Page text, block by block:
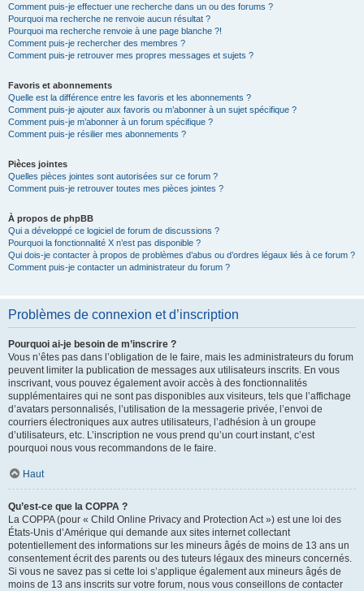
Comment puis-je effectuer une recherche dans un ou des forums ?
Pourquoi ma recherche ne renvoie aucun résultat ?
Pourquoi ma recherche renvoie à une page blanche ?!
Comment puis-je rechercher des membres ?
Comment puis-je retrouver mes propres messages et sujets ?
Favoris et abonnements
Quelle est la différence entre les favoris et les abonnements ?
Comment puis-je ajouter aux favoris ou m’abonner à un sujet spécifique ?
Comment puis-je m’abonner à un forum spécifique ?
Comment puis-je résilier mes abonnements ?
Pièces jointes
Quelles pièces jointes sont autorisées sur ce forum ?
Comment puis-je retrouver toutes mes pièces jointes ?
À propos de phpBB
Qui a développé ce logiciel de forum de discussions ?
Pourquoi la fonctionnalité X n’est pas disponible ?
Qui dois-je contacter à propos de problèmes d’abus ou d’ordres légaux liés à ce forum ?
Comment puis-je contacter un administrateur du forum ?
Problèmes de connexion et d’inscription
Pourquoi ai-je besoin de m’inscrire ?
Vous n’êtes pas dans l’obligation de le faire, mais les administrateurs du forum
peuvent limiter la publication de messages aux utilisateurs inscrits. En vous
inscrivant, vous pouvez également avoir accès à des fonctionnalités
supplémentaires qui ne sont pas disponibles aux visiteurs, tels que l’affichage
d’avatars personnalisés, l’utilisation de la messagerie privée, l’envoi de
courriers électroniques aux autres utilisateurs, l’adhésion à un groupe
d’utilisateurs, etc. L’inscription ne vous prend qu’un court instant, c’est
pourquoi nous vous recommandons de le faire.
Haut
Qu’est-ce que la COPPA ?
La COPPA (pour « Child Online Privacy and Protection Act ») est une loi des
États-Unis d’Amérique qui demande aux sites internet collectant
potentiellement des informations sur les mineurs âgés de moins de 13 ans un
consentement écrit des parents ou des tuteurs légaux des mineurs concernés.
Si vous ne savez pas si cette loi s’applique également aux mineurs âgés de
moins de 13 ans inscrits sur votre forum, nous vous conseillons de contacter